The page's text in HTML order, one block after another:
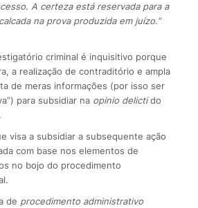
A certeza está reservada para a
na prova produzida em juízo.”
criminal é inquisitivo porque
a realização de contraditório e ampla
de meras informações (por isso ser
para subsidiar na opinio delictido
visa a subsidiar a subsequente ação
com base nos elementos de
no bojo do procedimento
de procedimento administrativo